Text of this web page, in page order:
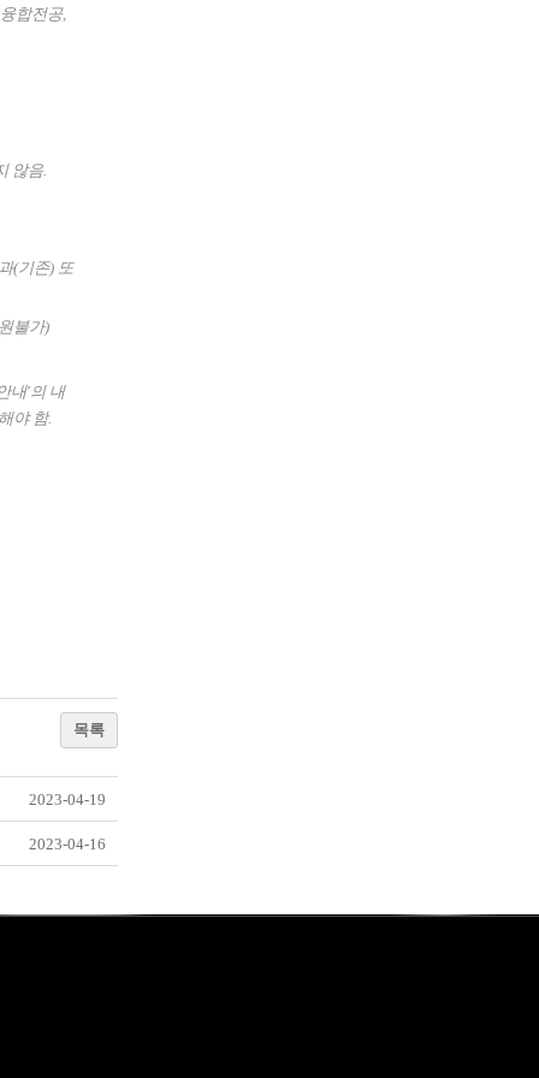
합전공,
않음.
(기존) 또
불가)
내'의 내
야 함.
목록
2023-04-19
2023-04-16